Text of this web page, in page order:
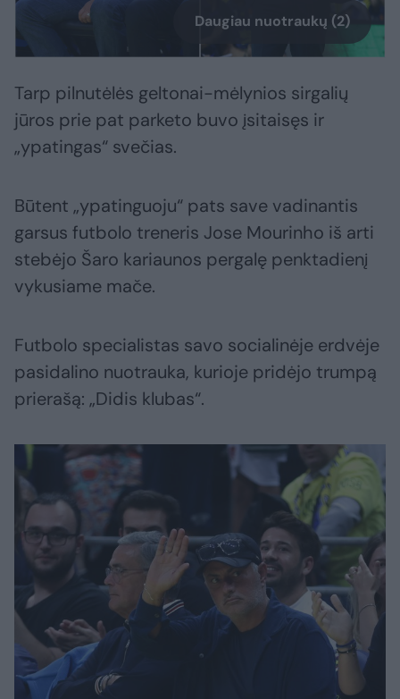
Daugiau nuotraukų (2)
Tarp pilnutėlės geltonai-mėlynios sirgalių
jūros prie pat parketo buvo įsitaisęs ir
„ypatingas“ svečias.
Būtent „ypatinguoju“ pats save vadinantis
garsus futbolo treneris Jose Mourinho iš arti
stebėjo Šaro kariaunos pergalę penktadienį
vykusiame mače.
Futbolo specialistas savo socialinėje erdvėje
pasidalino nuotrauka, kurioje pridėjo trumpą
prierašą: „Didis klubas“.